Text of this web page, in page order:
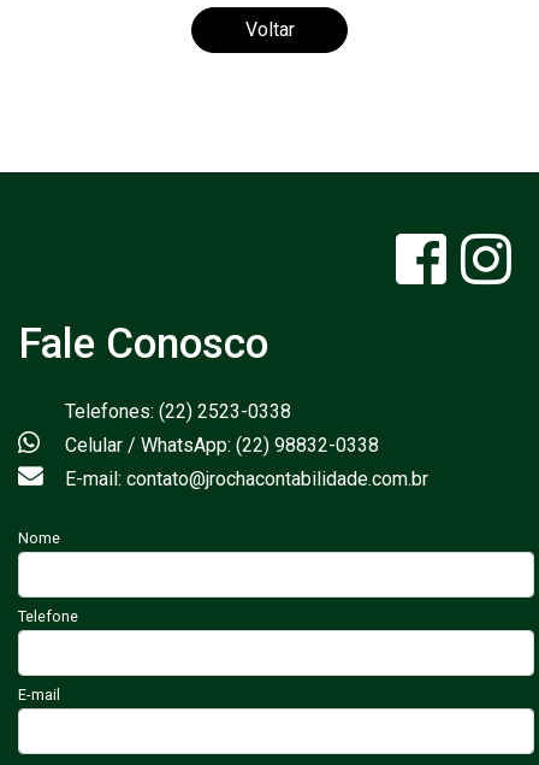
Voltar
Fale Conosco
Telefones: (22) 2523-0338
Celular / WhatsApp: (22) 98832-0338
E-mail: contato@jrochacontabilidade.com.br
Nome
Telefone
E-mail